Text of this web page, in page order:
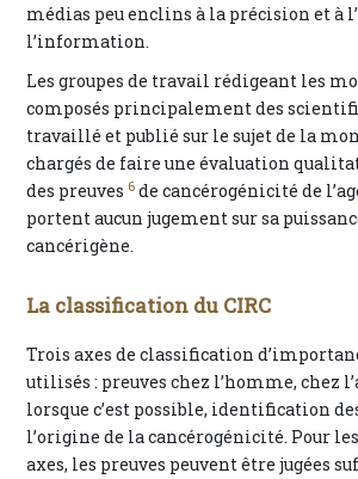
médias peu enclins à la précision et à
l’information.
Les groupes de travail rédigeant les
composés principalement des
travaillé et publié sur le sujet de la
chargés de faire une évaluation
des preuves 6 de cancérogénicité de
portent aucun jugement sur sa
cancérigène.
La classification du CIRC
Trois axes de classification
utilisés : preuves chez l’homme, chez
lorsque c’est possible, identification
l’origine de la cancérogénicité. Pour
axes, les preuves peuvent être jugées